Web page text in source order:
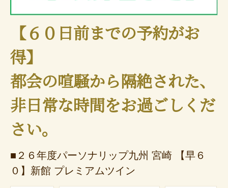
【６０日前までの予約がお
得】
都会の喧騒から隔絶された、
非日常な時間をお過ごしくだ
さい。
■２６年度パーソナリップ九州 宮崎 【早６
０】新館 プレミアムツイン